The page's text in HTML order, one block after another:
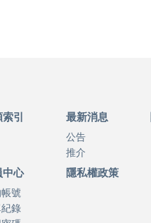
引 最新消息
公告
推介
中心
號
錄
隱私權政策